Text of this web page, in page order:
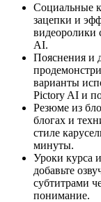
Социальные
зацепки и
AI.
Пояснения и
варианты
Pictory AI и
Резюме из
блогах и
стиле
минуты.
Уроки курса
добавьте
субтитрами
понимание.